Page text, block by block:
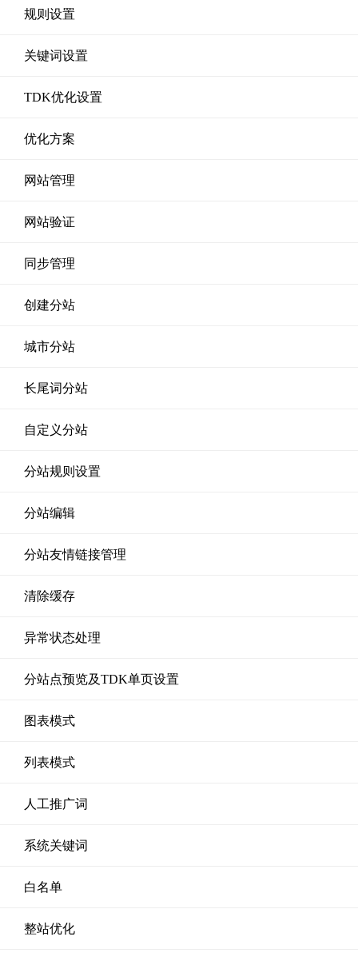
规则设置
关键词设置
TDK优化设置
优化方案
网站管理
网站验证
同步管理
创建分站
城市分站
长尾词分站
自定义分站
分站规则设置
分站编辑
分站友情链接管理
清除缓存
异常状态处理
分站点预览及TDK单页设置
图表模式
列表模式
人工推广词
系统关键词
白名单
整站优化